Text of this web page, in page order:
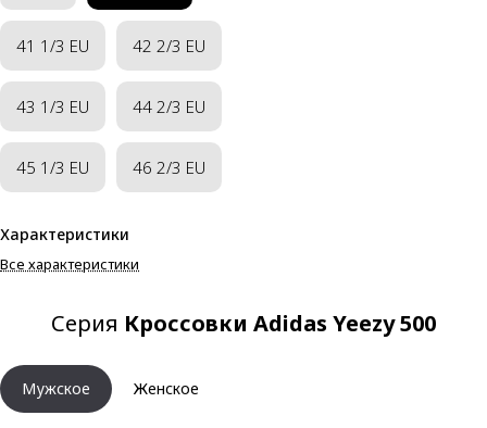
41 1/3 EU 42 2/3 EU
43 1/3 EU 44 2/3 EU
45 1/3 EU 46 2/3 EU
Характеристики
Все характеристики
Серия Кроссовки Adidas Yeezy 500
Мужское Женское